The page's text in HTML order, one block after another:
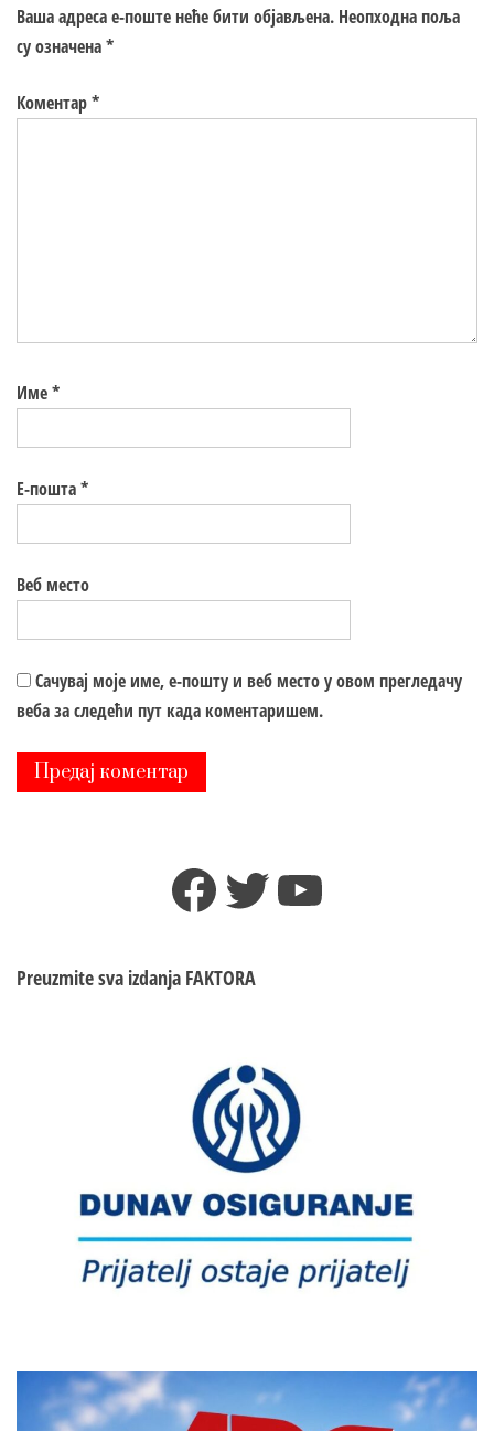
Ваша адреса е-поште неће бити објављена. Неопходна поља
су означена*
Коментар*
Име*
Е-пошта*
Веб место
Сачувај моје име, е-пошту и веб место у овом прегледачу
веба за следећи пут када коментаришем.
Facebook
TwitterYouTube
Preuzmite sva izdanja FAKTORA